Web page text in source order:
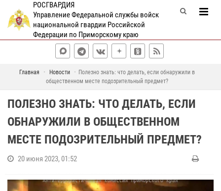
РОСГВАРДИЯ
Управление Федеральной службы войск
национальной гвардии Российской
Федерации по Приморскому краю
Главная Новости
Полезно знать: что делать, если обнаружили в
общественном месте подозрительный предмет?
ПОЛЕЗНО ЗНАТЬ: ЧТО ДЕЛАТЬ, ЕСЛИ
ОБНАРУЖИЛИ В ОБЩЕСТВЕННОМ
МЕСТЕ ПОДОЗРИТЕЛЬНЫЙ ПРЕДМЕТ?
20 июня 2023, 01:52